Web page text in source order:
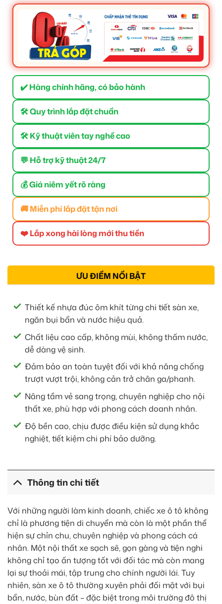
✔️ Hàng chính hãng, có bảo hành
🛠 Quy trình lắp đặt chuẩn
🛠 Kỹ thuật viên tay nghề cao
💬 Hỗ trợ kỹ thuật 24/7
💰 Giá niêm yết rõ ràng
🚚 Miễn phí lắp đặt tận nơi
❤️ Lắp xong hài lòng mới thu tiền
ƯU ĐIỂM NỔI BẬT
Thiết kế nhựa đúc ôm khít từng chi tiết sàn xe,
ngăn bụi bẩn và nước hiệu quả.
Chất liệu cao cấp, không mùi, không thấm nước,
dễ dàng vệ sinh.
Đảm bảo an toàn tuyệt đối với khả năng chống
trượt vượt trội, không cản trở chân ga/phanh.
Nâng tầm vẻ sang trọng, chuyên nghiệp cho nội
thất xe, phù hợp với phong cách doanh nhân.
Độ bền cao, chịu được điều kiện sử dụng khắc
nghiệt, tiết kiệm chi phí bảo dưỡng.
Thông tin chi tiết
Với những người làm kinh doanh, chiếc xe ô tô không
chỉ là phương tiện di chuyển mà còn là một phần thể
hiện sự chỉn chu, chuyên nghiệp và phong cách cá
nhân. Một nội thất xe sạch sẽ, gọn gàng và tiện nghi
không chỉ tạo ấn tượng tốt với đối tác mà còn mang
lại sự thoải mái, tập trung cho chính người lái. Tuy
nhiên, sàn xe ô tô thường xuyên phải đối mặt với bụi
bẩn, nước, bùn đất – đặc biệt trong môi trường đô thị